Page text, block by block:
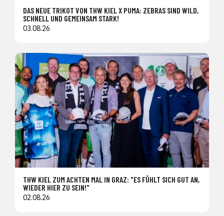
DAS NEUE TRIKOT VON THW KIEL X PUMA: ZEBRAS SIND WILD,
SCHNELL UND GEMEINSAM STARK!
03.08.26
THW KIEL ZUM ACHTEN MAL IN GRAZ: "ES FÜHLT SICH GUT AN,
WIEDER HIER ZU SEIN!"
02.08.26